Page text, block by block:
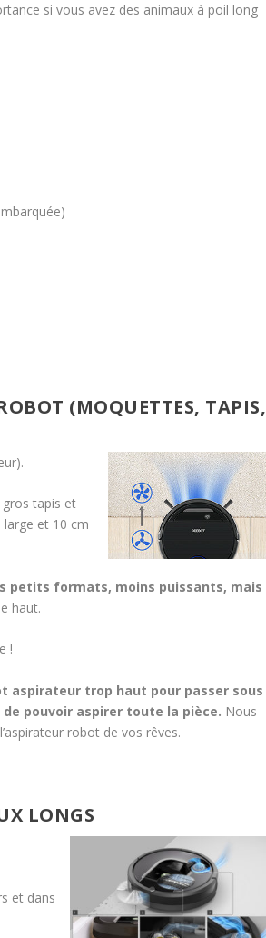
si vous avez des animaux à poil long
(MOQUETTES, TAPIS,
tapis et
et 10 cm
petits formats, moins puissants, mais
haut.
!
aspirateur trop haut pour passer sous
pouvoir aspirer toute la pièce. Nous
robot de vos rêves.
LONGS
et dans